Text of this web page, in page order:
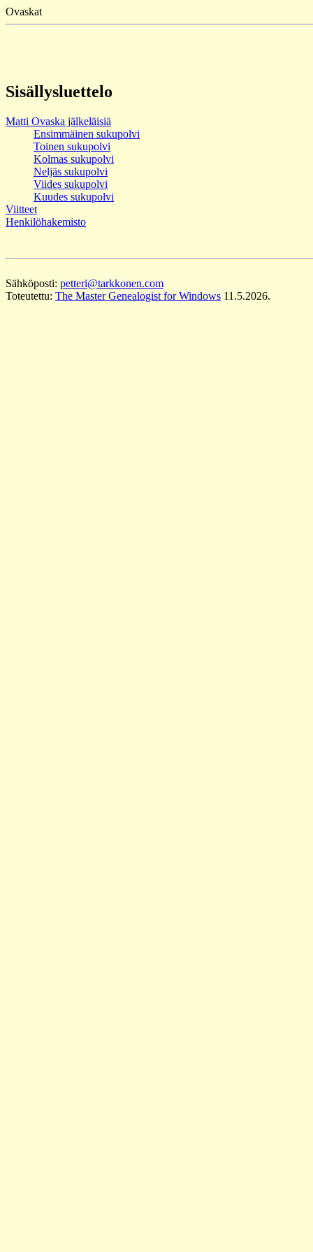
Ovaskat
Sisällysluettelo
Matti Ovaska jälkeläisiä
Ensimmäinen sukupolvi
Toinen sukupolvi
Kolmas sukupolvi
Neljäs sukupolvi
Viides sukupolvi
Kuudes sukupolvi
Viitteet
Henkilöhakemisto
Sähköposti: petteri@tarkkonen.com
Toteutettu: The Master Genealogist for Windows 11.5.2026.